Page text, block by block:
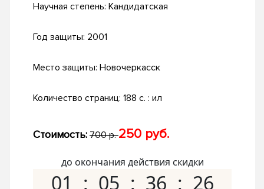
Научная степень: Кандидатская
Год защиты: 2001
Место защиты: Новочеркасск
Количество страниц: 188 с. : ил
Стоимость: 700 р.250 руб.
до окончания действия скидки
01 05 36 25